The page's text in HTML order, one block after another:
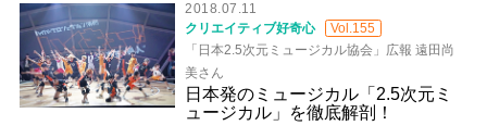
2018.07.11
クリエイティブ好奇心
Vol.155
「日本2.5次元ミュージカル協会」広報 遠田尚
美さん
日本発のミュージカル「2.5次元ミ
ュージカル」を徹底解剖！